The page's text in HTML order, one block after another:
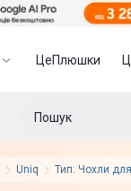
ЦеПлюшки
Uniq Тип: Чохли